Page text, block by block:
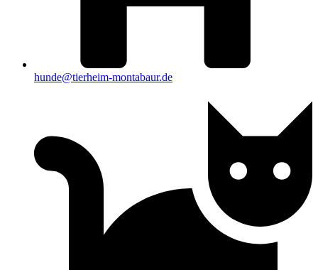
hunde@tierheim-montabaur.de